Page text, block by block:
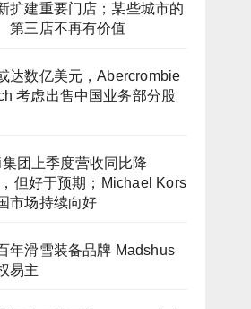
扩建重要门店；某些城市的
第三店不再有价值
达数亿美元，Abercrombie
考虑出售中国业务部分股
团上季度营收同比降
但好于预期；Michael Kors
市场持续向好
年滑雪装备品牌 Madshus
易主